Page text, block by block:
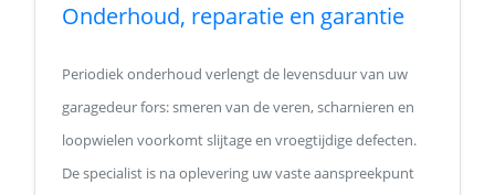
Onderhoud, reparatie en garantie
Periodiek onderhoud verlengt de levensduur van uw
garagedeur fors: smeren van de veren, scharnieren en
loopwielen voorkomt slijtage en vroegtijdige defecten.
De specialist is na oplevering uw vaste aanspreekpunt